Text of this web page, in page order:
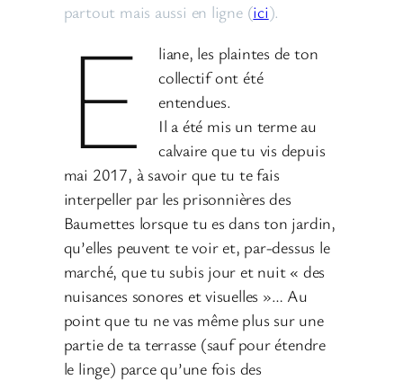
partout mais aussi en ligne (ici).
E
liane, les plaintes de ton
collectif ont été
entendues.
Il a été mis un terme au
calvaire que tu vis depuis
mai 2017, à savoir que tu te fais
interpeller par les prisonnières des
Baumettes lorsque tu es dans ton jardin,
qu’elles peuvent te voir et, par-dessus le
marché, que tu subis jour et nuit « des
nuisances sonores et visuelles »… Au
point que tu ne vas même plus sur une
partie de ta terrasse (sauf pour étendre
le linge) parce qu’une fois des